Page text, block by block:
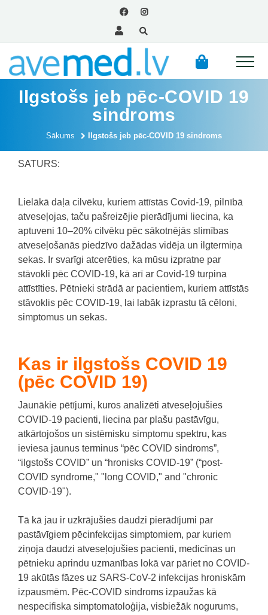
Ilgstošs jeb pēc-COVID 19
sindroms
Sākums Ilgstošs jeb pēc-COVID 19 sindroms
SATURS:
Lielākā daļa cilvēku, kuriem attīstās Covid-19, pilnībā
atveseļojas, taču pašreizējie pierādījumi liecina, ka
aptuveni 10–20% cilvēku pēc sākotnējās slimības
atveseļošanās piedzīvo dažādas vidēja un ilgtermiņa
sekas. Ir svarīgi atcerēties, ka mūsu izpratne par
stāvokli pēc COVID-19, kā arī ar Covid-19 turpina
attīstīties. Pētnieki strādā ar pacientiem, kuriem attīstās
stāvoklis pēc COVID-19, lai labāk izprastu tā cēloni,
simptomus un sekas.
Kas ir ilgstošs COVID 19
(pēc COVID 19)
Jaunākie pētījumi, kuros analizēti atveseļojušies
COVID-19 pacienti, liecina par plašu pastāvīgu,
atkārtojošos un sistēmisku simptomu spektru, kas
ieviesa jaunus terminus “pēc COVID sindroms”,
“ilgstošs COVID” un “hronisks COVID-19” (“post-
COVID syndrome," "long COVID," and "chronic
COVID-19").
Tā kā jau ir uzkrājušies daudzi pierādījumi par
pastāvīgiem pēcinfekcijas simptomiem, par kuriem
ziņoja daudzi atveseļojušies pacienti, medicīnas un
pētnieku aprindu uzmanības lokā var pāriet no COVID-
19 akūtās fāzes uz SARS-CoV-2 infekcijas hroniskām
izpausmēm. Pēc-COVID sindroms izpaužas kā
nespecifiska simptomatoloģija, visbiežāk nogurums,